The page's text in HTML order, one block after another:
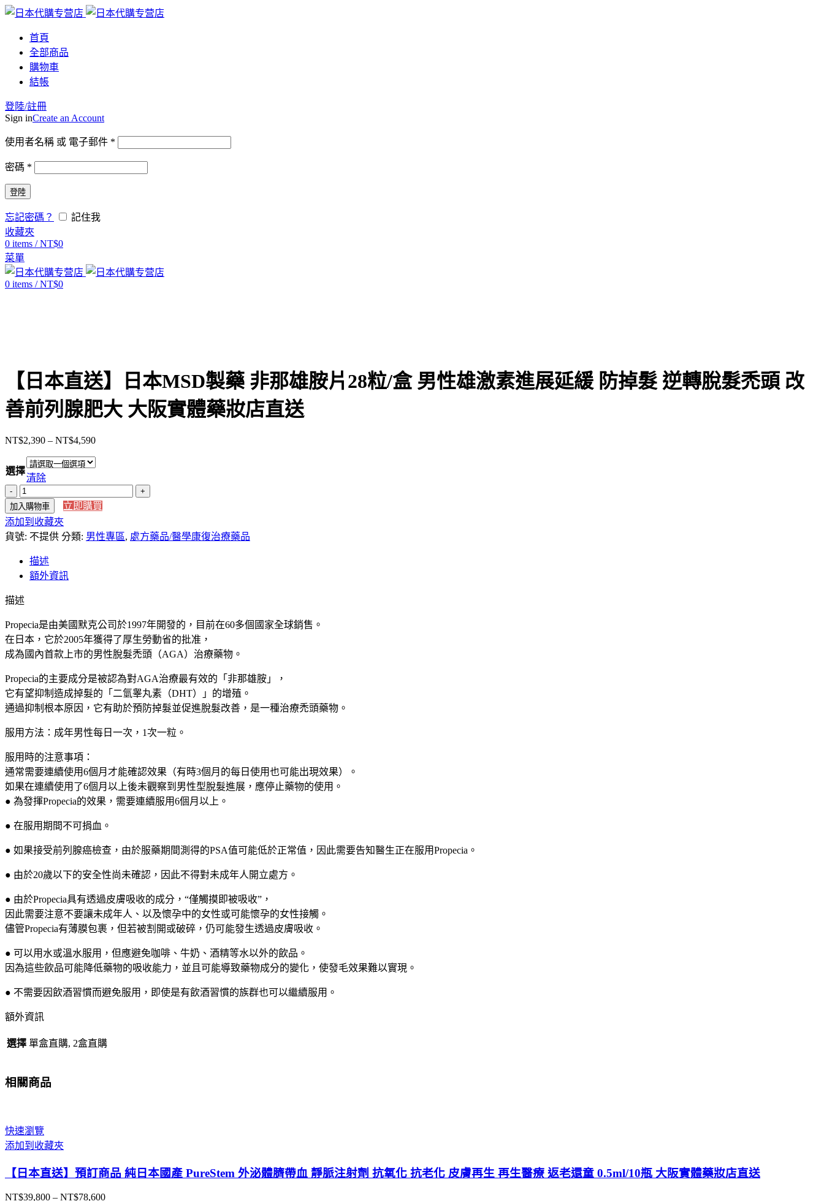
首頁
全部商品
購物車
結帳
登陸/註冊
Sign inCreate an Account
使用者名稱 或 電子郵件 *
密碼 *
登陸
忘記密碼？
記住我
收藏夾
0 items / NT$0
菜單
0 items / NT$0
【日本直送】日本MSD製藥 非那雄胺片28粒/盒 男性雄激素進展延緩 防掉髮 逆轉脫髮禿頭 改
善前列腺肥大 大阪實體藥妝店直送
NT$2,390 – NT$4,590價
格
圍：
NT$2,390
到
選擇
清除
【日
本
直
送】
本
MSD
藥
非
那
雄
片
28
粒/
男
雄
激
素
進
展
緩
防
掉
髮
逆
轉
髮
禿
改
善
列
大
實
體
妝
店
加入購物車
立即購買
添加到收藏夾
貨號: 不提供 分類: 男性專區, 處方藥品/醫學康復治療藥品
描述
額外資訊
描述
Propecia是由美國默克公司於1997年開發的，目前在60多個國家全球銷售。
在日本，它於2005年獲得了厚生勞動省的批准，
成為國內首款上市的男性脫髮禿頭（AGA）治療藥物。
Propecia的主要成分是被認為對AGA治療最有效的「非那雄胺」，
它有望抑制造成掉髮的「二氫睾丸素（DHT）」的增殖。
通過抑制根本原因，它有助於預防掉髮並促進脫髮改善，是一種治療禿頭藥物。
服用方法：成年男性每日一次，1次一粒。
服用時的注意事項：
通常需要連續使用6個月才能確認效果（有時3個月的每日使用也可能出現效果）。
如果在連續使用了6個月以上後未觀察到男性型脫髮進展，應停止藥物的使用。
● 為發揮Propecia的效果，需要連續服用6個月以上。
● 在服用期間不可捐血。
● 如果接受前列腺癌檢查，由於服藥期間測得的PSA值可能低於正常值，因此需要告知醫生正在服用Propecia。
● 由於20歲以下的安全性尚未確認，因此不得對未成年人開立處方。
● 由於Propecia具有透過皮膚吸收的成分，“僅觸摸即被吸收”，
因此需要注意不要讓未成年人、以及懷孕中的女性或可能懷孕的女性接觸。
儘管Propecia有薄膜包裹，但若被割開或破碎，仍可能發生透過皮膚吸收。
● 可以用水或溫水服用，但應避免咖啡、牛奶、酒精等水以外的飲品。
因為這些飲品可能降低藥物的吸收能力，並且可能導致藥物成分的變化，使發毛效果難以實現。
● 不需要因飲酒習慣而避免服用，即使是有飲酒習慣的族群也可以繼續服用。
額外資訊
選擇 單盒直購, 2盒直購
相關商品
快速瀏覽
添加到收藏夾
【日本直送】預訂商品 純日本國產 PureStem 外泌體臍帶血 靜脈注射劑 抗氧化 抗老化 皮膚再生 再生醫療 返老還童 0.5ml/10瓶 大阪實體藥妝店直送
NT$39,800 – NT$78,600